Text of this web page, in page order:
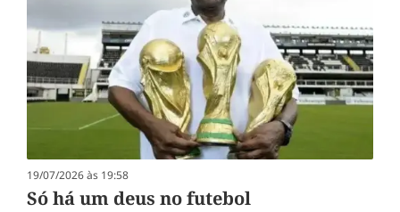
19/07/2026 às 19:58
Só há um deus no futebol